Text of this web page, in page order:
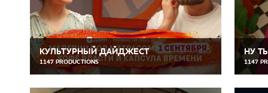
КУЛЬТУРНЫЙ ДАЙДЖЕСТ
1147 PRODUCTIONS
НУ
1147